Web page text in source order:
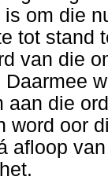
om die
tot stand
van die
aan die
word oor
afloop